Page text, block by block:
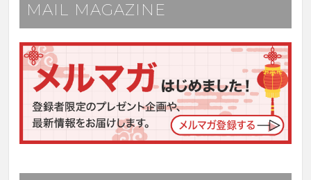
MAIL MAGAZINE